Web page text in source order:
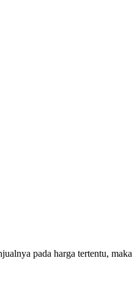
pada harga tertentu, maka